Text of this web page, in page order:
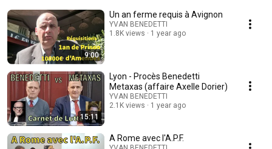
9:00
Un an ferme requis à Avignon
YVAN BENEDETTI
1.8K views
1 year ago
15:11
Lyon - Procès Benedetti
Metaxas (affaire Axelle Dorier)
YVAN BENEDETTI
2.1K views
1 year ago
A Rome avec l'A.P.F.